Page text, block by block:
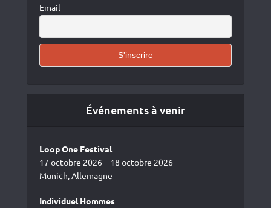
Email
Événements à venir
Loop One Festival
17 octobre 2026 – 18 octobre 2026
Munich, Allemagne
Individuel Hommes